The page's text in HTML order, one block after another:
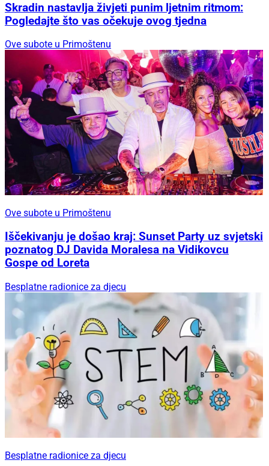
Skradin nastavlja živjeti punim ljetnim ritmom:
Pogledajte što vas očekuje ovog tjedna
Ove subote u Primoštenu
Ove subote u Primoštenu
Iščekivanju je došao kraj: Sunset Party uz svjetski
poznatog DJ Davida Moralesa na Vidikovcu
Gospe od Loreta
Besplatne radionice za djecu
Besplatne radionice za djecu